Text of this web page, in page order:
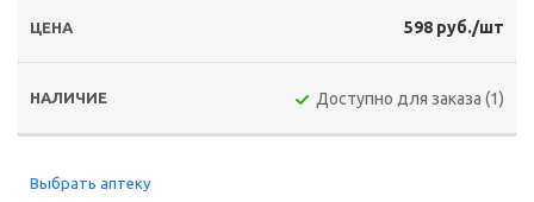
598 руб./шт
Доступно для заказа (1)
Выбрать аптеку